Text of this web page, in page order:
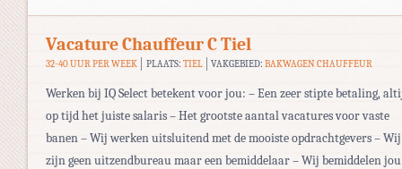
Vacature Chauffeur C Tiel
32-40 UUR PER WEEK PLAATS: TIEL VAKGEBIED:BAKWAGEN CHAUFFEUR
Werken bij IQ Select betekent voor jou: – Een zeer stipte betaling,
op tijd het juiste salaris – Het grootste aantal vacatures voor vaste
banen – Wij werken uitsluitend met de mooiste opdrachtgevers – Wij
zijn geen uitzendbureau maar een bemiddelaar – Wij bemiddelen jou